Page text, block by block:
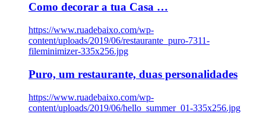
Como decorar a tua Casa …
https://www.ruadebaixo.com/wp-
content/uploads/2019/06/restaurante_puro-7311-
fileminimizer-335x256.jpg
Puro, um restaurante, duas personalidades
https://www.ruadebaixo.com/wp-
content/uploads/2019/06/hello_summer_01-335x256.jpg